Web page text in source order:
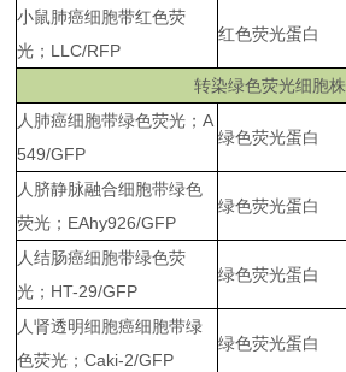
小鼠肺癌细胞带红色荧
光；LLC/RFP
红色荧光蛋白
转染绿色荧光细胞株
人肺癌细胞带绿色荧光；A
549/GFP
绿色荧光蛋白
人脐静脉融合细胞带绿色
荧光；EAhy926/GFP
绿色荧光蛋白
人结肠癌细胞带绿色荧
光；HT-29/GFP
绿色荧光蛋白
人肾透明细胞癌细胞带绿
色荧光；Caki-2/GFP
绿色荧光蛋白